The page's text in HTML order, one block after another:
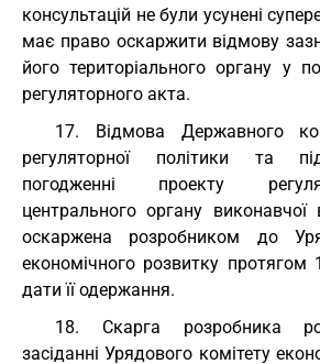
консультацій не були усунені
має право оскаржити відмову
його територіального органу у
регуляторного акта.
17. Відмова Державного
регуляторної політики та
погодженні проекту
центрального органу
оскаржена розробником до
економічного розвитку протягом
дати її одержання.
18. Скарга розробника
засіданні Урядового комітету